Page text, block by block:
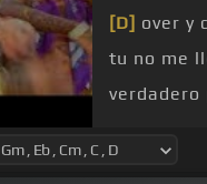
[D] over y
tu no me
verdadero